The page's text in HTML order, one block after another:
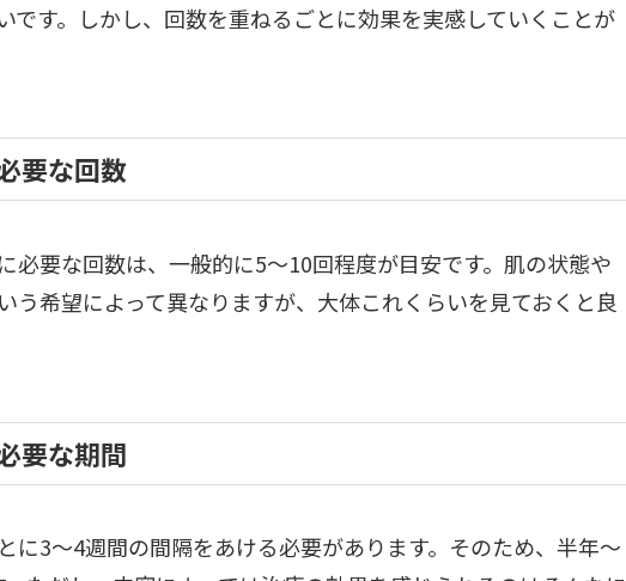
です。しかし、回数を重ねるごとに効果を実感していくことが
要な回数
必要な回数は、一般的に5〜10回程度が目安です。肌の状態や
う希望によって異なりますが、大体これくらいを見ておくと良
要な期間
に3〜4週間の間隔をあける必要があります。そのため、半年～